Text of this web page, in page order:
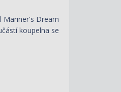
Mariner's Dream
koupelna se